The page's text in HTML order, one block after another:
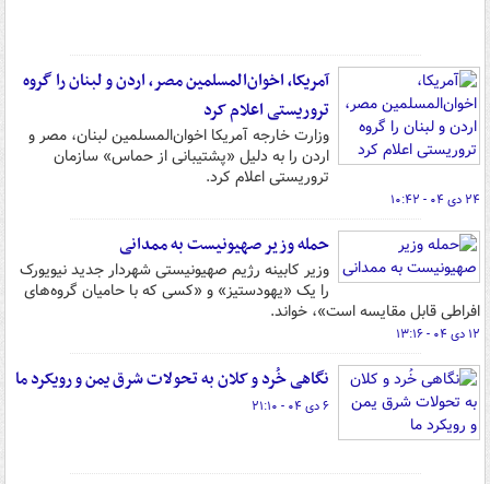
آمریکا، اخوان‌المسلمین مصر، اردن و لبنان را گروه
تروریستی اعلام کرد
وزارت خارجه آمریکا اخوان‌المسلمین لبنان، مصر و
اردن را به دلیل «پشتیبانی از حماس» سازمان
تروریستی اعلام کرد.
۲۴ دی ۰۴ - ۱۰:۴۲
حمله وزیر صهیونیست به ممدانی
وزیر کابینه رژیم صهیونیستی شهردار جدید نیویورک
را یک «یهودستیز» و «کسی که با حامیان گروه‌های
افراطی قابل مقایسه است»، خواند.
۱۲ دی ۰۴ - ۱۳:۱۶
نگاهی خُرد و کلان به تحولات شرق یمن و رویکرد ما
۶ دی ۰۴ - ۲۱:۱۰